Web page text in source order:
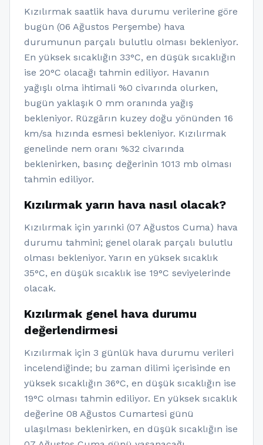
Kızılırmak saatlik hava durumu verilerine göre
bugün (06 Ağustos Perşembe) hava
durumunun parçalı bulutlu olması bekleniyor.
En yüksek sıcaklığın 33°C, en düşük sıcaklığın
ise 20°C olacağı tahmin ediliyor. Havanın
yağışlı olma ihtimali %0 civarında olurken,
bugün yaklaşık 0 mm oranında yağış
bekleniyor. Rüzgârın kuzey doğu yönünden 16
km/sa hızında esmesi bekleniyor. Kızılırmak
genelinde nem oranı %32 civarında
beklenirken, basınç değerinin 1013 mb olması
tahmin ediliyor.
Kızılırmak yarın hava nasıl olacak?
Kızılırmak için yarınki (07 Ağustos Cuma) hava
durumu tahmini; genel olarak parçalı bulutlu
olması bekleniyor. Yarın en yüksek sıcaklık
35°C, en düşük sıcaklık ise 19°C seviyelerinde
olacak.
Kızılırmak genel hava durumu
değerlendirmesi
Kızılırmak için 3 günlük hava durumu verileri
incelendiğinde; bu zaman dilimi içerisinde en
yüksek sıcaklığın 36°C, en düşük sıcaklığın ise
19°C olması tahmin ediliyor. En yüksek sıcaklık
değerine 08 Ağustos Cumartesi günü
ulaşılması beklenirken, en düşük sıcaklığın ise